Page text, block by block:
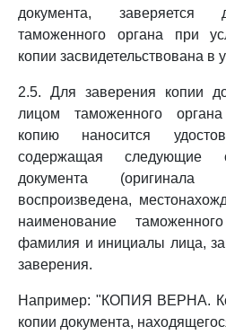
документа, заверяется
таможенного органа при
копии засвидетельствована в
2.5. Для заверения копии
лицом таможенного
копию наносится
содержащая следующие
документа
воспроизведена,
наименование
фамилия и инициалы лица,
заверения.
Например: "КОПИЯ ВЕРНА.
копии документа,